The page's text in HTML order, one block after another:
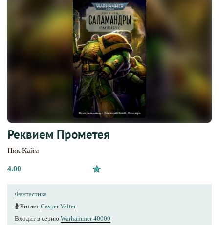
Реквием Прометея
Ник Кайм
4.00
Фантастика
Читает Casper Valter
Входит в серию Warhammer 40000